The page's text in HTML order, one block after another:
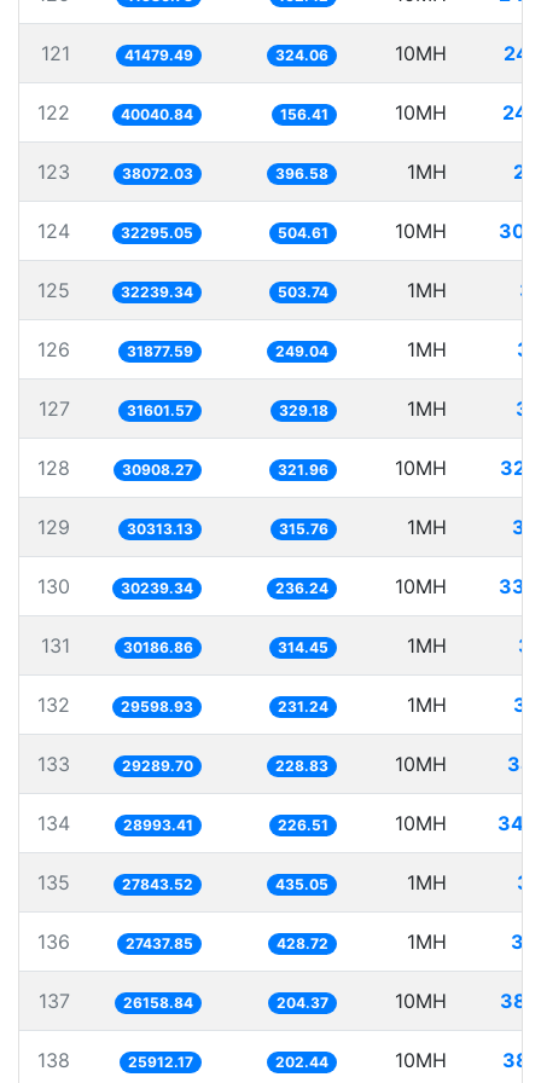
121 41479.49 324.06 10MH
122 40040.84 156.41 10MH
123 38072.03 396.58 1MH
124 32295.05 504.61 10MH
125 32239.34 503.74 1MH
126 31877.59 249.04 1MH
127 31601.57 329.18 1MH
128 30908.27 321.96 10MH
129 30313.13 315.76 1MH
130 30239.34 236.24 10MH
131 30186.86 314.45 1MH
132 29598.93 231.24 1MH
133 29289.70 228.83 10MH
134 28993.41 226.51 10MH
135 27843.52 435.05 1MH
136 27437.85 428.72 1MH
137 26158.84 204.37 10MH
138 25912.17 202.44 10MH